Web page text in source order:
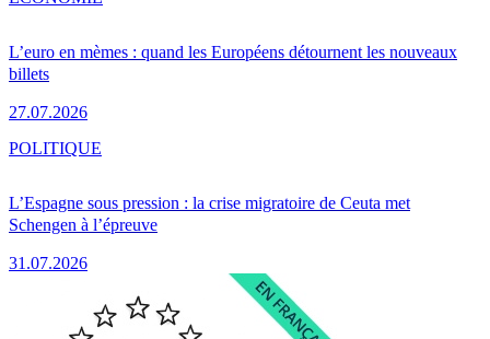
L’euro en mèmes : quand les Européens détournent les nouveaux
billets
27.07.2026
L’Espagne sous pression : la crise migratoire de Ceuta met
Schengen à l’épreuve
31.07.2026
POLITIQUE